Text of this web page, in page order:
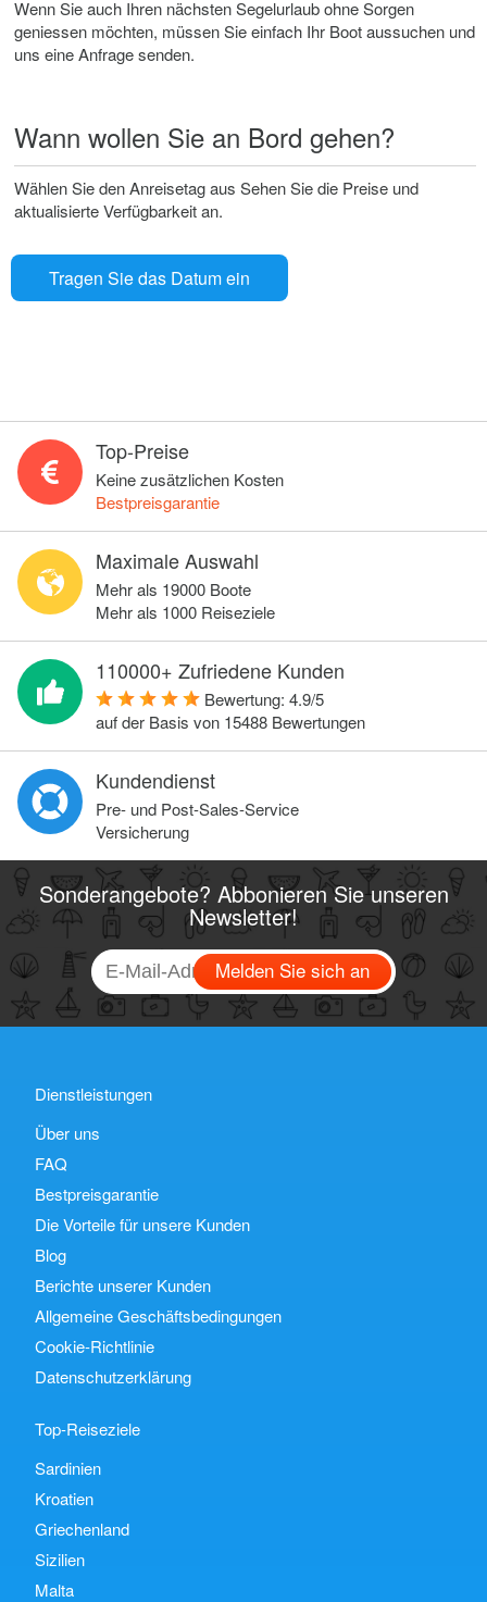
Wenn Sie auch Ihren nächsten Segelurlaub ohne Sorgen
geniessen möchten, müssen Sie einfach Ihr Boot aussuchen und
uns eine Anfrage senden.
Wann wollen Sie an Bord gehen?
Wählen Sie den Anreisetag aus Sehen Sie die Preise und
aktualisierte Verfügbarkeit an.
Tragen Sie das Datum ein
Top-Preise
Keine zusätzlichen Kosten
Bestpreisgarantie
Maximale Auswahl
Mehr als 19000 Boote
Mehr als 1000 Reiseziele
110000+ Zufriedene Kunden
Bewertung: 4.9/5
auf der Basis von 15488 Bewertungen
Kundendienst
Pre- und Post-Sales-Service
Versicherung
Sonderangebote? Abbonieren Sie unseren
Newsletter!
Melden Sie sich an
Dienstleistungen
Über uns
FAQ
Bestpreisgarantie
Die Vorteile für unsere Kunden
Blog
Berichte unserer Kunden
Allgemeine Geschäftsbedingungen
Cookie-Richtlinie
Datenschutzerklärung
Top-Reiseziele
Sardinien
Kroatien
Griechenland
Sizilien
Malta